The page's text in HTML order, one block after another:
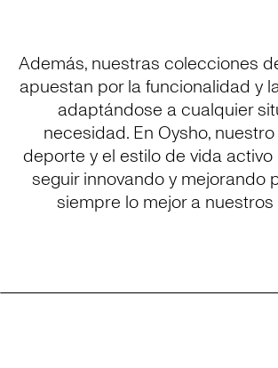
Además, nuestras colecciones
apuestan por la funcionalidad y
adaptándose a cualquier
necesidad. En Oysho,
deporte y el estilo de vida
seguir innovando y mejorando
siempre lo mejor a nuestros